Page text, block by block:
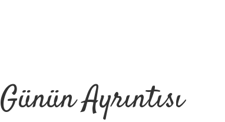
Günün Ayrıntısı